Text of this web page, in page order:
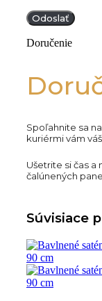
Doručenie
Spoľahnite sa
kuriérmi vám
Ušetrite si čas
čalúnených
Súvisiace